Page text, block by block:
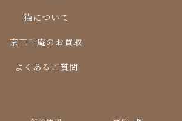
猫について
京三千庵のお買取
よくあるご質問